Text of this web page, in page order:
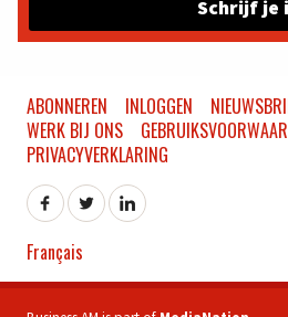
Schrijf je
ABONNEREN INLOGGEN
WERK BIJ ONS
PRIVACYVERKLARING
Français